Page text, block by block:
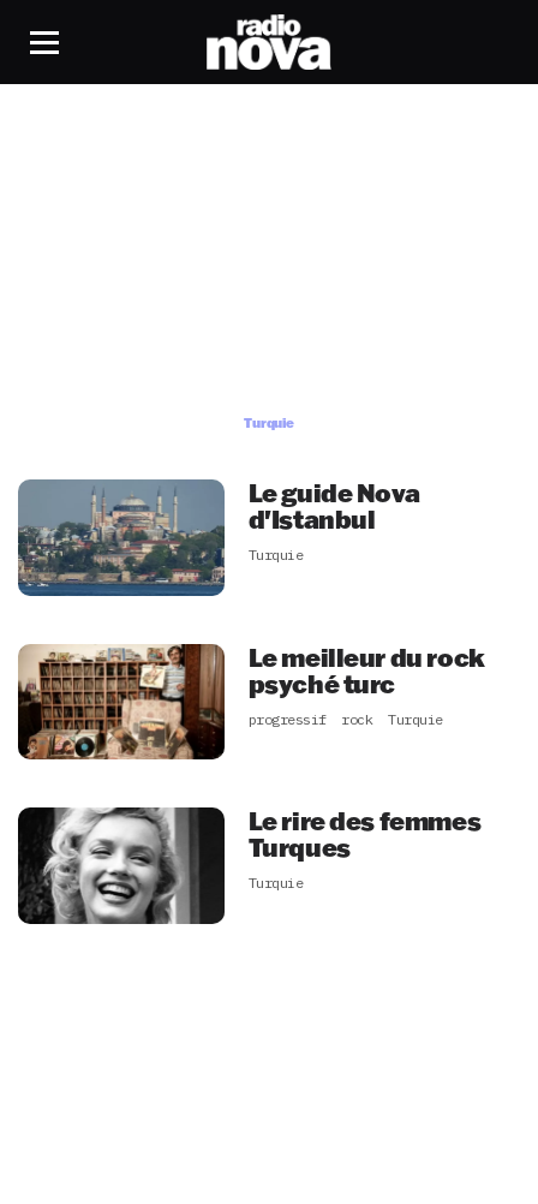
Turquie
Le guide Nova
d'Istanbul
Turquie
Le meilleur du rock
psyché turc
progressif rock Turquie
Le rire des femmes
Turques
Turquie